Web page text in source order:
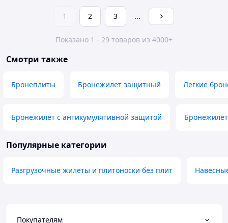
1 2 3 ...
Показано 1 - 29 товаров из 4000+
Смотри также
Бронеплиты Бронежилет защитный Легкие
Бронежилет с антикумулятивной защитой Бронежилет
Популярные категории
Разгрузочные жилеты и плитоноски без плит
Покупателям